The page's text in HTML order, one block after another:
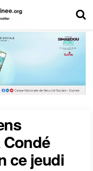
Condé
ce jeudi